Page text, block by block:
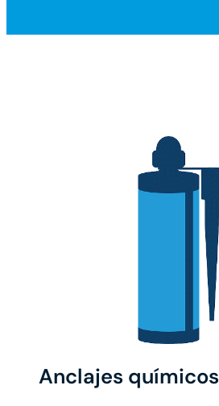
Anclajes químicos